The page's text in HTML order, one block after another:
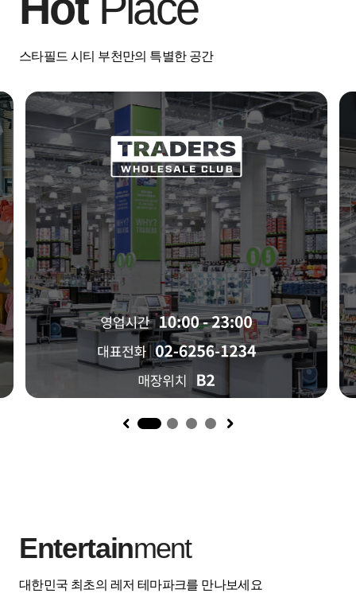
스타필드 시티 부천만의 특별한 공간
1
Entertainment
대한민국 최초의 레저 테마파크를 만나보세요